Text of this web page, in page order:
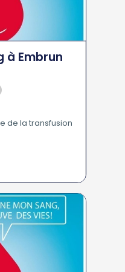
à Embrun
de la transfusion